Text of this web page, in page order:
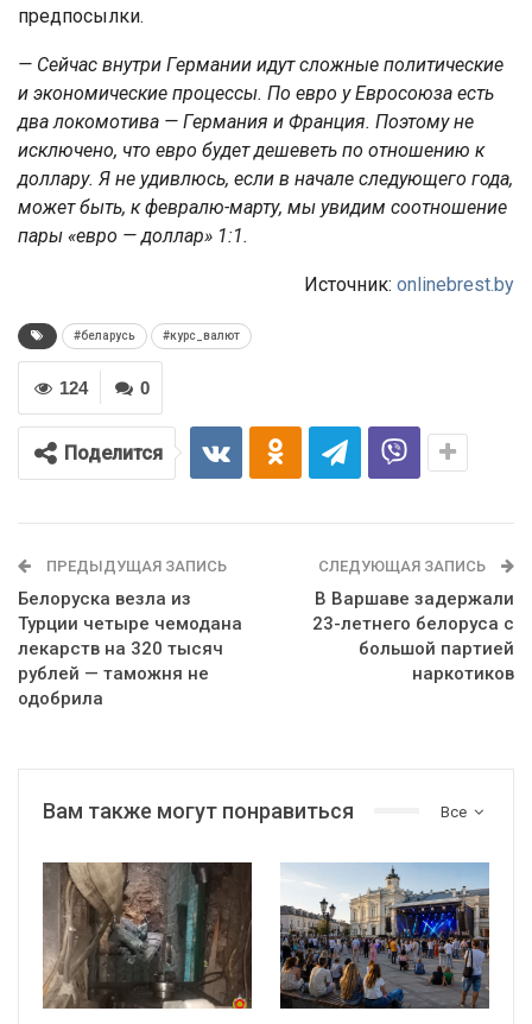
предпосылки.
— Сейчас внутри Германии идут сложные политические
и экономические процессы. По евро у Евросоюза есть
два локомотива — Германия и Франция. Поэтому не
исключено, что евро будет дешеветь по отношению к
доллару. Я не удивлюсь, если в начале следующего года,
может быть, к февралю-марту, мы увидим соотношение
пары «евро — доллар» 1:1.
Источник: onlinebrest.by
#беларусь #курс_валют
0
124
Поделится
ПРЕДЫДУЩАЯ ЗАПИСЬ
Белоруска везла из
Турции четыре чемодана
лекарств на 320 тысяч
рублей — таможня не
одобрила
СЛЕДУЮЩАЯ ЗАПИСЬ
В Варшаве задержали
23-летнего белоруса с
большой партией
наркотиков
Все
Вам также могут понравиться